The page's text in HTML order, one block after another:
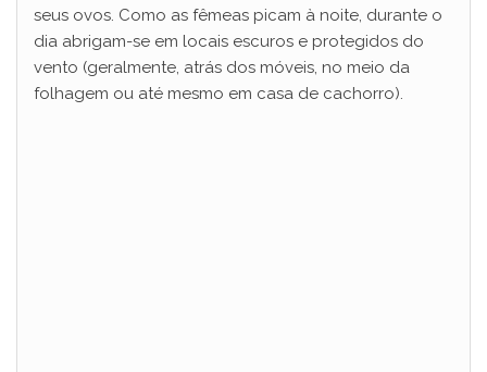
seus ovos. Como as fêmeas picam à noite, durante o
dia abrigam-se em locais escuros e protegidos do
vento (geralmente, atrás dos móveis, no meio da
folhagem ou até mesmo em casa de cachorro).